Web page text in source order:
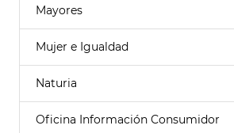
Mayores
Mujer e Igualdad
Naturia
Oficina Información Consumidor